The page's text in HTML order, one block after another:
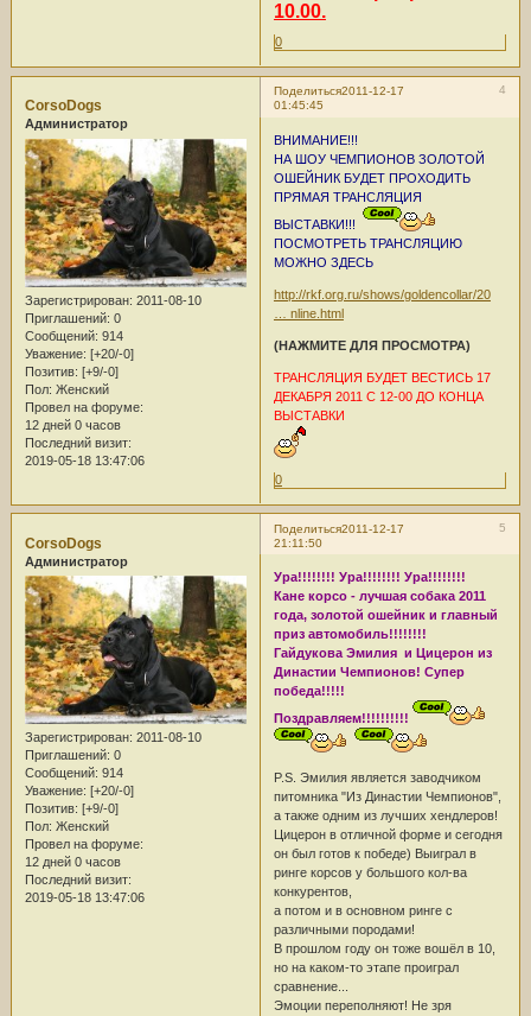
10.00.
0
Поделиться 4
2011-12-17
01:45:45
CorsoDogs
Администратор
Зарегистрирован: 2011-08-10
Приглашений: 0
Сообщений: 914
Уважение: [+20/-0]
Позитив: [+9/-0]
Пол: Женский
Провел на форуме:
12 дней 0 часов
Последний визит:
2019-05-18 13:47:06
ВНИМАНИЕ!!!
НА ШОУ ЧЕМПИОНОВ ЗОЛОТОЙ
ОШЕЙНИК БУДЕТ ПРОХОДИТЬ
ПРЯМАЯ ТРАНСЛЯЦИЯ
ВЫСТАВКИ!!!
ПОСМОТРЕТЬ ТРАНСЛЯЦИЮ
МОЖНО ЗДЕСЬ
http://rkf.org.ru/shows/goldencollar/20
… nline.html
(НАЖМИТЕ ДЛЯ ПРОСМОТРА)
ТРАНСЛЯЦИЯ БУДЕТ ВЕСТИСЬ 17
ДЕКАБРЯ 2011 С 12-00 ДО КОНЦА
ВЫСТАВКИ
0
Поделиться 5
2011-12-17
21:11:50
CorsoDogs
Администратор
Зарегистрирован: 2011-08-10
Приглашений: 0
Сообщений: 914
Уважение: [+20/-0]
Позитив: [+9/-0]
Пол: Женский
Провел на форуме:
12 дней 0 часов
Последний визит:
2019-05-18 13:47:06
Ура!!!!!!!! Ура!!!!!!!! Ура!!!!!!!!
Кане корсо - лучшая собака 2011
года, золотой ошейник и главный
приз автомобиль!!!!!!!!
Гайдукова Эмилия и Цицерон из
Династии Чемпионов! Супер
победа!!!!!
Поздравляем!!!!!!!!!!
P.S. Эмилия является заводчиком
питомника "Из Династии Чемпионов",
а также одним из лучших хендлеров!
Цицерон в отличной форме и сегодня
он был готов к победе) Выиграл в
ринге корсов у большого кол-ва
конкурентов,
а потом и в основном ринге с
различными породами!
В прошлом году он тоже вошёл в 10,
но на каком-то этапе проиграл
сравнение...
Эмоции переполняют! Не зря